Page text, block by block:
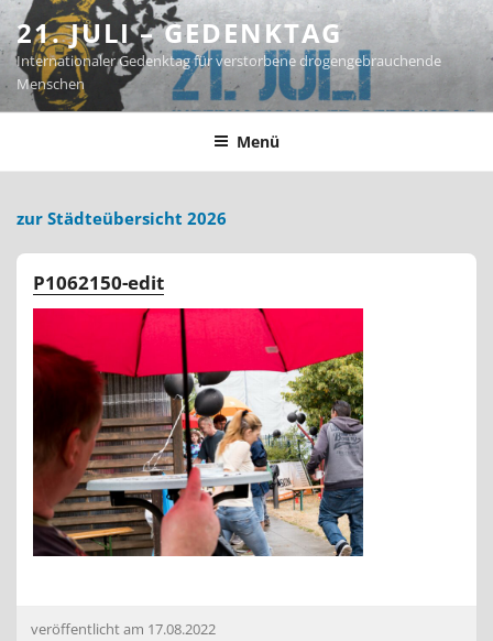
Zum
Inhalt
springen
21. JULI – GEDENKTAG
Internationaler Gedenktag für verstorbene drogengebrauchende
Menschen
Menü
zur Städteübersicht 2026
P1062150-edit
veröffentlicht am 17.08.2022